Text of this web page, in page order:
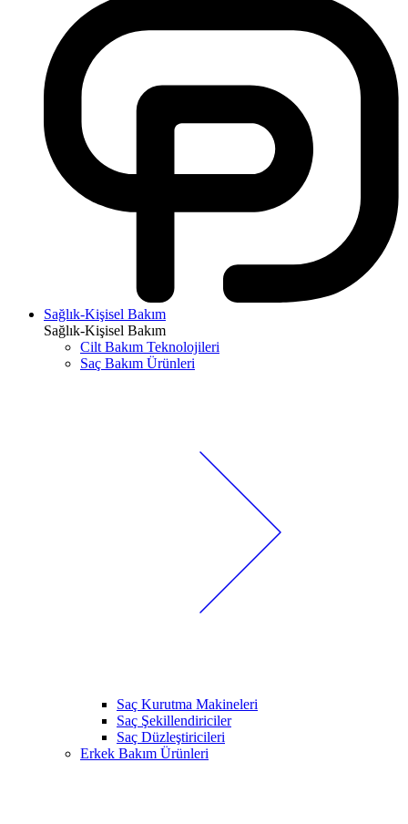
Sağlık-Kişisel Bakım
Sağlık-Kişisel Bakım
Cilt Bakım Teknolojileri
Saç Bakım Ürünleri
Saç Kurutma Makineleri
Saç Şekillendiriciler
Saç Düzleştiricileri
Erkek Bakım Ürünleri